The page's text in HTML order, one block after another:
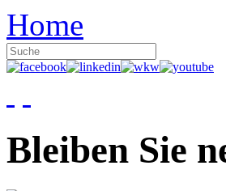
Home
Bleiben Sie